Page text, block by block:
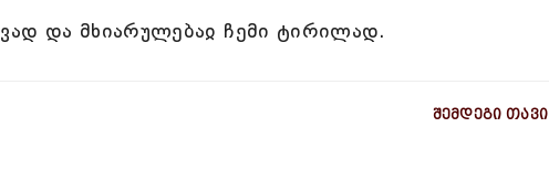
და მხიარულებაჲ ჩემი ტირილად.
შემდეგი თავი